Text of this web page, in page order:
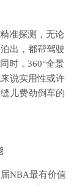
准探测，无论
出，都帮驾驶
时，360°全景
说实用性或许
儿费劲倒车的
NBA最有价值